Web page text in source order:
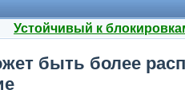
Устойчивый к
быть более